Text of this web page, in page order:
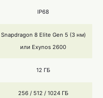
IP68
Snapdragon 8 Elite Gen 5 (3 нм)
или Exynos 2600
12 ГБ
256 / 512 / 1024 ГБ